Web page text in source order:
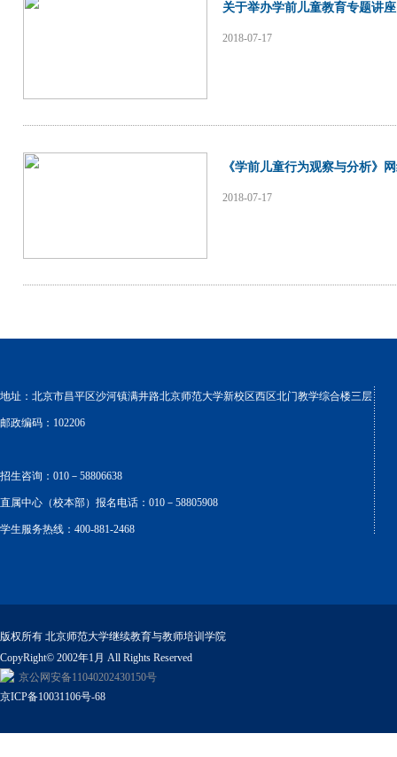
关于举办学前儿童教育专题讲
2018-07-17
《学前儿童行为观察与分析》
2018-07-17
地址：北京市昌平区沙河镇满井路北京师范大学新校区西区北门教学综合楼三层
邮政编码：102206
招生咨询：010－58806638
直属中心（校本部）报名电话：010－58805908
学生服务热线：400-881-2468
版权所有 北京师范大学继续教育与教师培训学院
CopyRight© 2002年1月 All Rights Reserved
京公网安备11040202430150号
京ICP备10031106号-68